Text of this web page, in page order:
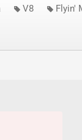
V8 Flyin'